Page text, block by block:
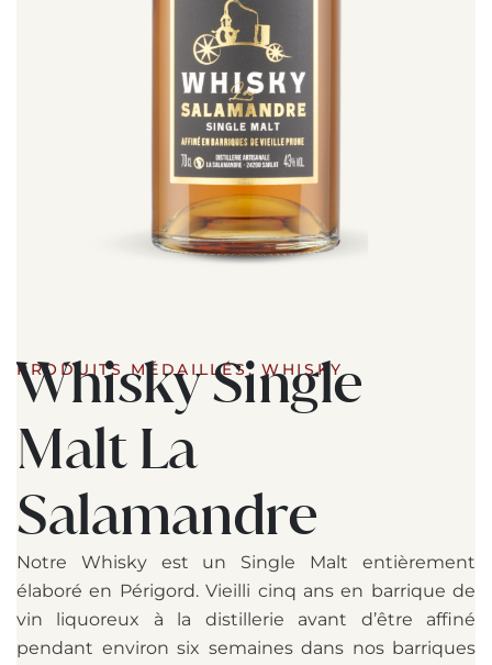
PRODUITS MÉDAILLÉS,WHISKY
Whisky Single
Malt La
Salamandre
Notre Whisky est un Single Malt entièrement
élaboré en Périgord. Vieilli cinq ans en barrique de
vin liquoreux à la distillerie avant d’être affiné
pendant environ six semaines dans nos barriques